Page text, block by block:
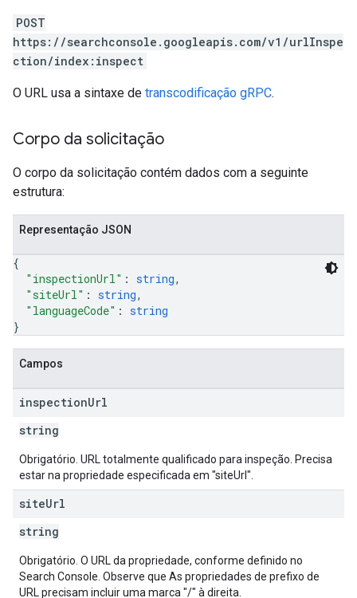
POST
https://searchconsole.googleapis.com/v1/urlInspe
ction/index:inspect
O URL usa a sintaxe de transcodificação gRPC.
Corpo da solicitação
O corpo da solicitação contém dados com a seguinte
estrutura:
Representação JSON
{
"inspectionUrl" : string,
"siteUrl" : string,
"languageCode" : string
}
Campos
inspectionUrl
string
Obrigatório. URL totalmente qualificado para inspeção. Precisa
estar na propriedade especificada em "siteUrl".
siteUrl
string
Obrigatório. O URL da propriedade, conforme definido no
Search Console. Observe que As propriedades de prefixo de
URL precisam incluir uma marca "/" à direita.